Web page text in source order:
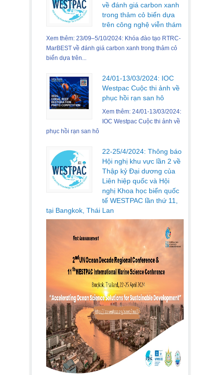
về đánh giá carbon xanh
trong thảm cỏ biển dựa
trên công nghệ viễn thám
Xem thêm: 23/09–5/10/2024: Khóa đào tạo RTRC-
MarBEST về đánh giá carbon xanh trong thảm cỏ
biển dựa trên...
24/01-13/03/2024: IOC
Westpac Cuộc thi ảnh về
phục hồi rạn san hô
Xem thêm: 24/01-13/03/2024:
IOC Westpac Cuộc thi ảnh về
phục hồi rạn san hô
22-25/4/2024: Thông báo
Hội nghị khu vực lần 2 về
Thập kỷ Đại dương của
Liên hiệp quốc và Hội
nghị Khoa học biển quốc
tế WESTPAC lần thứ 11,
tại Bangkok, Thái Lan